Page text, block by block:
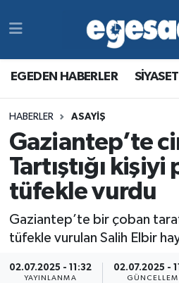
EGEDEN HABERLER SİYASET
HABERLER ASAYİŞ
Gaziantep’te
Tartıştığı kişiyi
tüfekle vurdu
Gaziantep’te bir çoban
tüfekle vurulan Salih Elbir
02.07.2025 - 11:32
YAYINLANMA
02.07.2025 -
MAGAZİN
RESMİ REKLAMLAR
YAŞAM
MAGAZİN
RESMİ REKLAMLAR
Egemax TV
Süper Lig Puan Durumu
Tüm Manşetler
Son Dakika Haberleri
Haber Arşivi